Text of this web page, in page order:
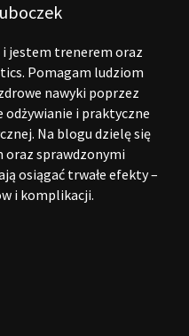
i jestem trenerem oraz
Pomagam ludziom
nawyki poprzez
i praktyczne
Na blogu dzielę się
oraz sprawdzonymi
osiągać trwałe efekty –
i komplikacji.